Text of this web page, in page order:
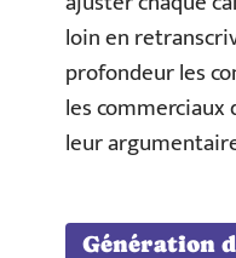
loin en
profondeur les
les commerciaux
leur
Génération